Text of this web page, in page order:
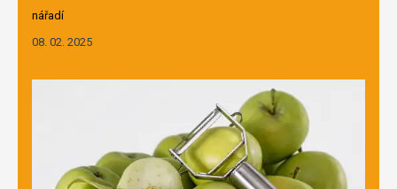
nářadí
08. 02. 2025